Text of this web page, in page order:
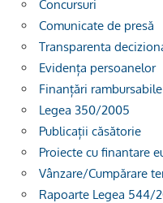
Concursuri
Comunicate de presă
Transparenta
Evidența persoanelor
Finanțări rambursabile
Legea 350/2005
Publicații căsătorie
Proiecte cu finantare
Vânzare/Cumpărare
Rapoarte Legea 544/